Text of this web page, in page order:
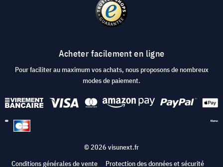
Acheter facilement en ligne
Pour faciliter au maximum vos achats, nous proposons de nombreux
modes de paiement.
© 2026 visunext.fr
Conditions générales de vente
Protection des données et sécurité